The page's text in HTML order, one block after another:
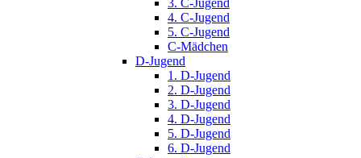
3. C-Jugend
4. C-Jugend
5. C-Jugend
C-Mädchen
D-Jugend
1. D-Jugend
2. D-Jugend
3. D-Jugend
4. D-Jugend
5. D-Jugend
6. D-Jugend